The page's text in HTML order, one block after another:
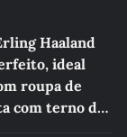
Haaland
ideal
roupa de
com terno de